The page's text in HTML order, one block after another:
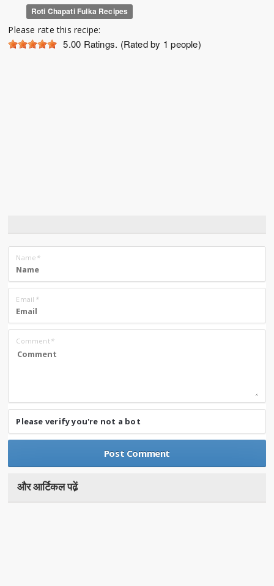
Roti Chapati Fulka Recipes
Please rate this recipe:
5.00 Ratings. (Rated by 1 people)
Name *
Email *
Comment*
Please verify you're not a bot
और आर्टिकल पढे़ं